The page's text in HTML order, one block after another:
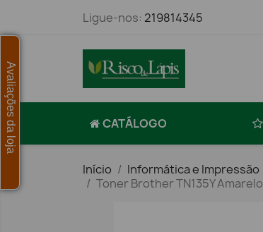
Ligue-nos: 219814345
CATÁLOGO
Início Informática e Impressão
Toner Brother TN135Y Amarelo
Avaliações da loja